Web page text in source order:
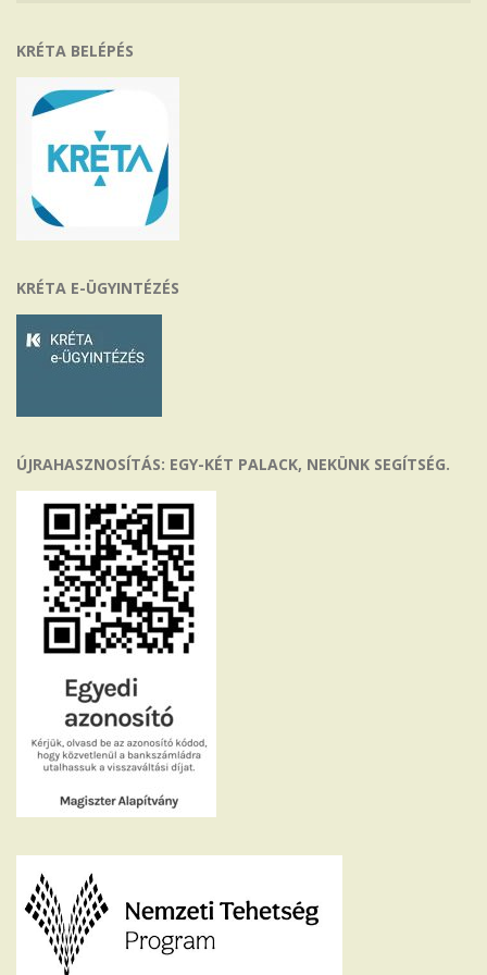
KRÉTA BELÉPÉS
KRÉTA E-ÜGYINTÉZÉS
ÚJRAHASZNOSÍTÁS: EGY-KÉT PALACK, NEKÜNK SEGÍTSÉG.